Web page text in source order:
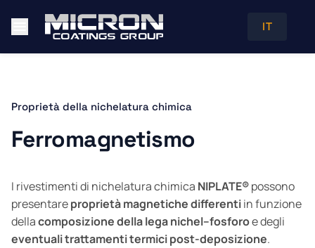
IT
Proprietà della nichelatura chimica
Ferromagnetismo
I rivestimenti di nichelatura chimica NIPLATE®possono
presentareproprietà magnetiche differentiin funzione
dellacomposizione della lega nichel–fosforoe degli
eventuali trattamenti termici post-deposizione.